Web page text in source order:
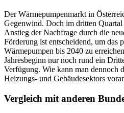
Der Wärmepumpenmarkt in
Gegenwind. Doch im dritten Quartal
Anstieg der Nachfrage durch die
Förderung ist entscheidend, um
Wärmepumpen bis 2040 zu
Jahresbeginn nur noch rund ein
Verfügung. Wie kann man dennoch
Heizungs- und Gebäudesektors
Vergleich mit anderen